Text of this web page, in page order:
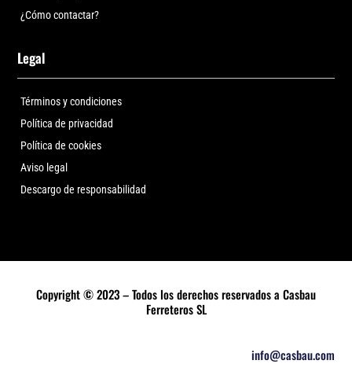
¿Cómo contactar?
Legal
Términos y condiciones
Política de privacidad
Política de cookies
Aviso legal
Descargo de responsabilidad
Copyright © 2023 – Todos los derechos reservados a Casbau
Ferreteros SL
info@casbau.com